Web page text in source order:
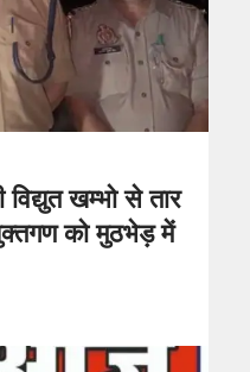
खम्भो से तार
को मुठभेड़ में